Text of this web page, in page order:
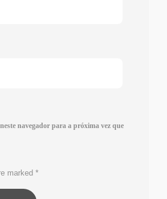
navegador para a próxima vez que
marked *